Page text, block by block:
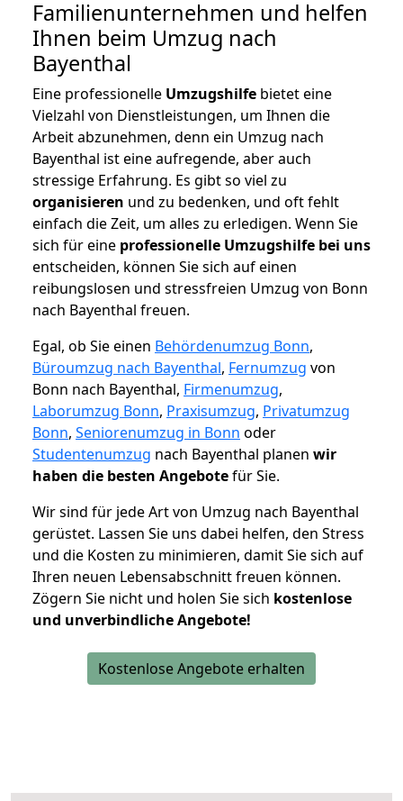
Familienunternehmen und helfen
Ihnen beim Umzug nach
Bayenthal
Eine professionelle Umzugshilfe bietet eine
Vielzahl von Dienstleistungen, um Ihnen die
Arbeit abzunehmen, denn ein Umzug nach
Bayenthal ist eine aufregende, aber auch
stressige Erfahrung. Es gibt so viel zu
organisieren und zu bedenken, und oft fehlt
einfach die Zeit, um alles zu erledigen. Wenn Sie
sich für eine professionelle Umzugshilfe bei uns
entscheiden, können Sie sich auf einen
reibungslosen und stressfreien Umzug von Bonn
nach Bayenthal freuen.
Egal, ob Sie einen Behördenumzug Bonn,
Büroumzug nach Bayenthal, Fernumzug von
Bonn nach Bayenthal, Firmenumzug,
Laborumzug Bonn, Praxisumzug, Privatumzug
Bonn, Seniorenumzug in Bonn oder
Studentenumzug nach Bayenthal planen wir
haben die besten Angebotefür Sie.
Wir sind für jede Art von Umzug nach Bayenthal
gerüstet. Lassen Sie uns dabei helfen, den Stress
und die Kosten zu minimieren, damit Sie sich auf
Ihren neuen Lebensabschnitt freuen können.
Zögern Sie nicht und holen Sie sich kostenlose
und unverbindliche Angebote!
Kostenlose Angebote erhalten